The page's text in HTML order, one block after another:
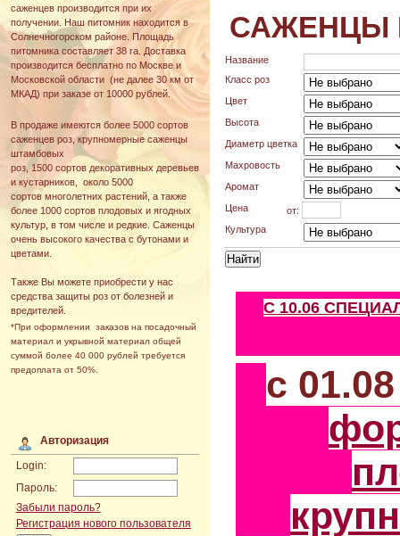
саженцев производится при их
получении. Наш питомник находится в
Солнечногорском районе. Площадь
питомника составляет 38 га. Доставка
производится бесплатно по Москве и
Московской области (не далее 30 км от
МКАД) при заказе от 10000 рублей.
В продаже имеются более 5000 сортов
саженцев роз, крупномерные саженцы
штамбовых
роз, 1500 сортов декоративных деревьев
и кустарников, около 5000
сортов многолетних растений, а также
более 1000 сортов плодовых и ягодных
культур, в том числе и редкие. Саженцы
очень высокого качества с бутонами и
цветами.
Также Вы можете приобрести у нас
средства защиты роз от болезней и
вредителей.
*При оформлении заказов на посадочный
материал и укрывной материал общей
суммой более 40 000 рублей требуется
предоплата от 50%.
Авторизация
Login:
Пароль:
Забыли пароль?
Регистрация нового пользователя
САЖЕНЦЫ
Название
Класс роз
Цвет
Высота
Диаметр цветка
Махровость
Аромат
Цена
от:
Культура
С 10.06
с